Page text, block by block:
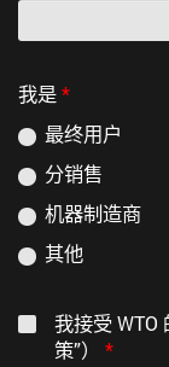
我是*
最终用户
分销售
机器制造商
其他
我接受 WTO
策”） *